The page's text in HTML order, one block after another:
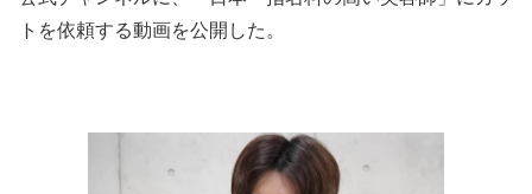
トを依頼する動画を公開した。